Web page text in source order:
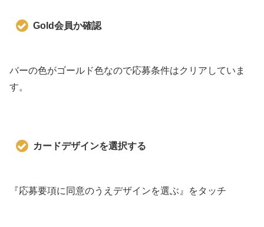
Gold会員か確認
バーの色がゴールド色なので応募条件はクリアしていま
す。
カードデザインを選択する
『応募要項に同意のうえデザインを選ぶ』をタッチ